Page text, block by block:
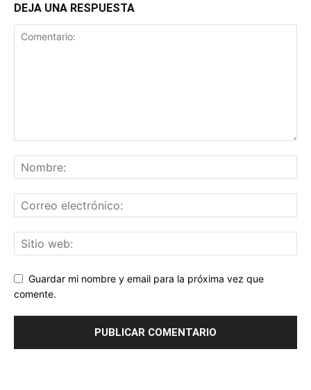
DEJA UNA RESPUESTA
Guardar mi nombre y email para la próxima vez que
comente.